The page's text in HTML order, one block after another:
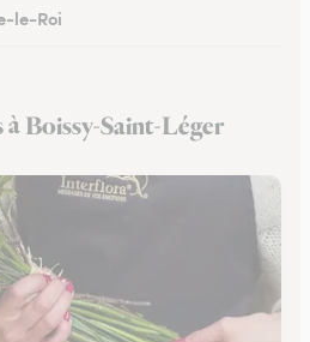
le-Roi
RoiBoissy-Saint-Léger